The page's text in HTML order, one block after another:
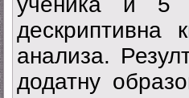
дескриптивна
анализа.
додатну